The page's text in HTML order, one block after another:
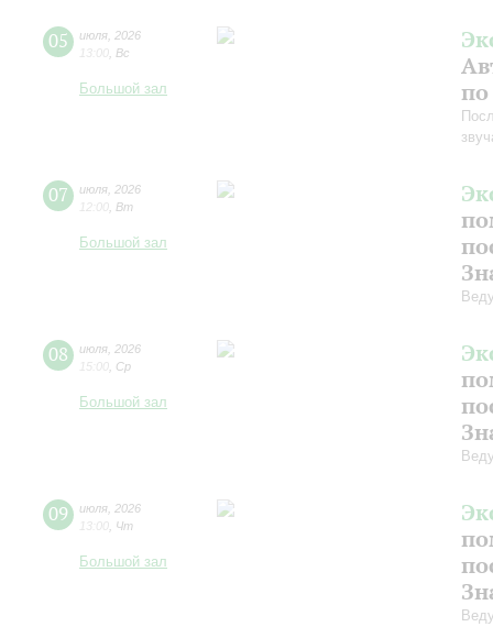
05 июля 2026
13:00 Вс
Большой зал
по
07 июля 2026
12:00 Вт
Большой зал
08 июля 2026
15:00 Ср
Большой зал
09 июля 2026
13:00 Чт
Большой зал